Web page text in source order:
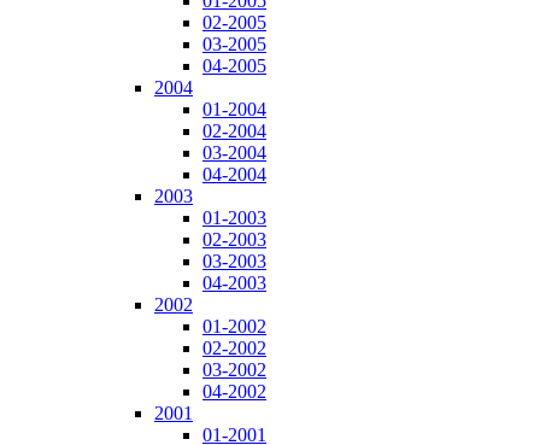
02-2005
03-2005
04-2005
2004
01-2004
02-2004
03-2004
04-2004
2003
01-2003
02-2003
03-2003
04-2003
2002
01-2002
02-2002
03-2002
04-2002
2001
01-2001